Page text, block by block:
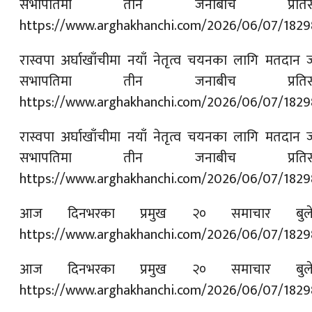
सभापतिमा तीन जनाबीच
https://www.arghakhanchi.com/2026/06/07/
रास्वपा अर्घाखाँचीमा नयाँ नेतृत्व चयनका लागि मतदान
सभापतिमा तीन जनाबीच
https://www.arghakhanchi.com/2026/06/07/
रास्वपा अर्घाखाँचीमा नयाँ नेतृत्व चयनका लागि मतदान
सभापतिमा तीन जनाबीच
https://www.arghakhanchi.com/2026/06/07/
आज दिनभरका प्रमुख २० समाचार
https://www.arghakhanchi.com/2026/06/07/
आज दिनभरका प्रमुख २० समाचार
https://www.arghakhanchi.com/2026/06/07/